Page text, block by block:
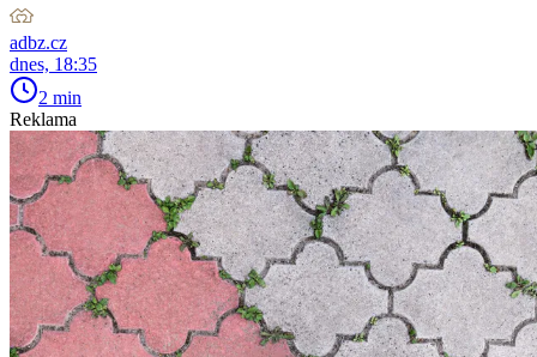
adbz.cz
dnes, 18:35
2 min
Reklama